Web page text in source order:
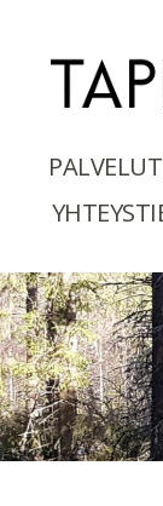
PALVELUT